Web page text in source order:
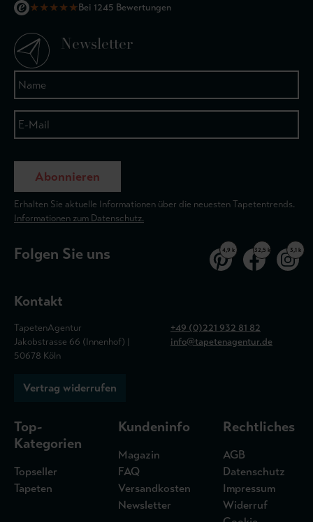
★★★★★Bei 1245 Bewertungen
Newsletter
Abonnieren
Erhalten Sie aktuelle Informationen über die neuesten Tapetentrends.
Informationen zum Datenschutz.
Folgen Sie uns 4,9 k 32,5 k 3,1 k
Kontakt
TapetenAgentur
Jakobstrasse 66 (Innenhof) |
50678 Köln
+49 (0)221 932 81 82
info@tapetenagentur.de
Vertrag widerrufen
Top-
Kategorien
Topseller
Tapeten
Kundeninfo
Magazin
FAQ
Versandkosten
Newsletter
Rechtliches
AGB
Datenschutz
Impressum
Widerruf